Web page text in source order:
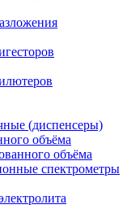
(диспенсеры)
объёма
объёма
спектрометры